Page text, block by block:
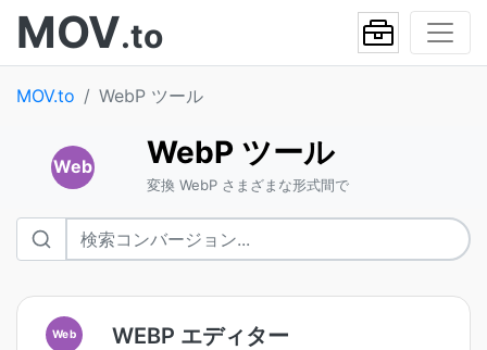
MOV.to
MOV.to WebP ツール
Web WebP ツール
変換 WebP さまざまな形式間で
Web WEBP エディター